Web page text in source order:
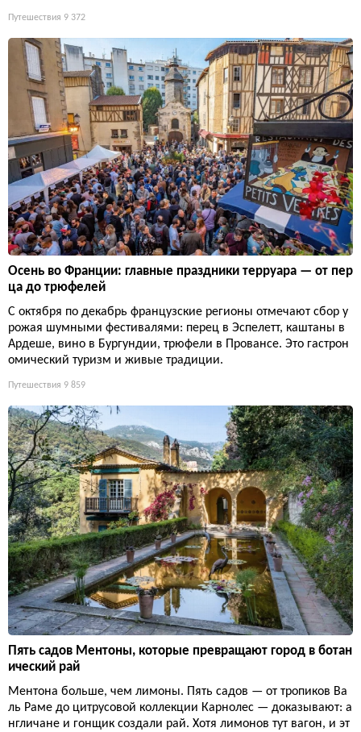
Путешествия 9 372
Осень во Франции: главные праздники терруара — от пер
ца до трюфелей
С октября по декабрь французские регионы отмечают сбор у
рожая шумными фестивалями: перец в Эспелетт, каштаны в
Ардеше, вино в Бургундии, трюфели в Провансе. Это гастрон
омический туризм и живые традиции.
Путешествия 9 859
Пять садов Ментоны, которые превращают город в ботан
ический рай
Ментона больше, чем лимоны. Пять садов — от тропиков Ва
ль Раме до цитрусовой коллекции Карнолес — доказывают: а
нгличане и гонщик создали рай. Хотя лимонов тут вагон, и эт